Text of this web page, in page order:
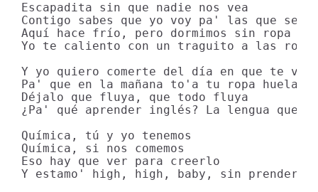
Escapadita sin que nadie nos vea
Contigo sabes que yo voy pa' las que sea
Aquí hace frío, pero dormimos sin ropa
Yo te caliento con un traguito a las
Y yo quiero comerte del día en que te vi
Pa' que en la mañana to'a tu ropa huela
Déjalo que fluya, que todo fluya
¿Pa' qué aprender inglés? La lengua que
Química, tú y yo tenemos
Química, si nos comemos
Eso hay que ver para creerlo
Y estamo' high, high, baby, sin prenderlo